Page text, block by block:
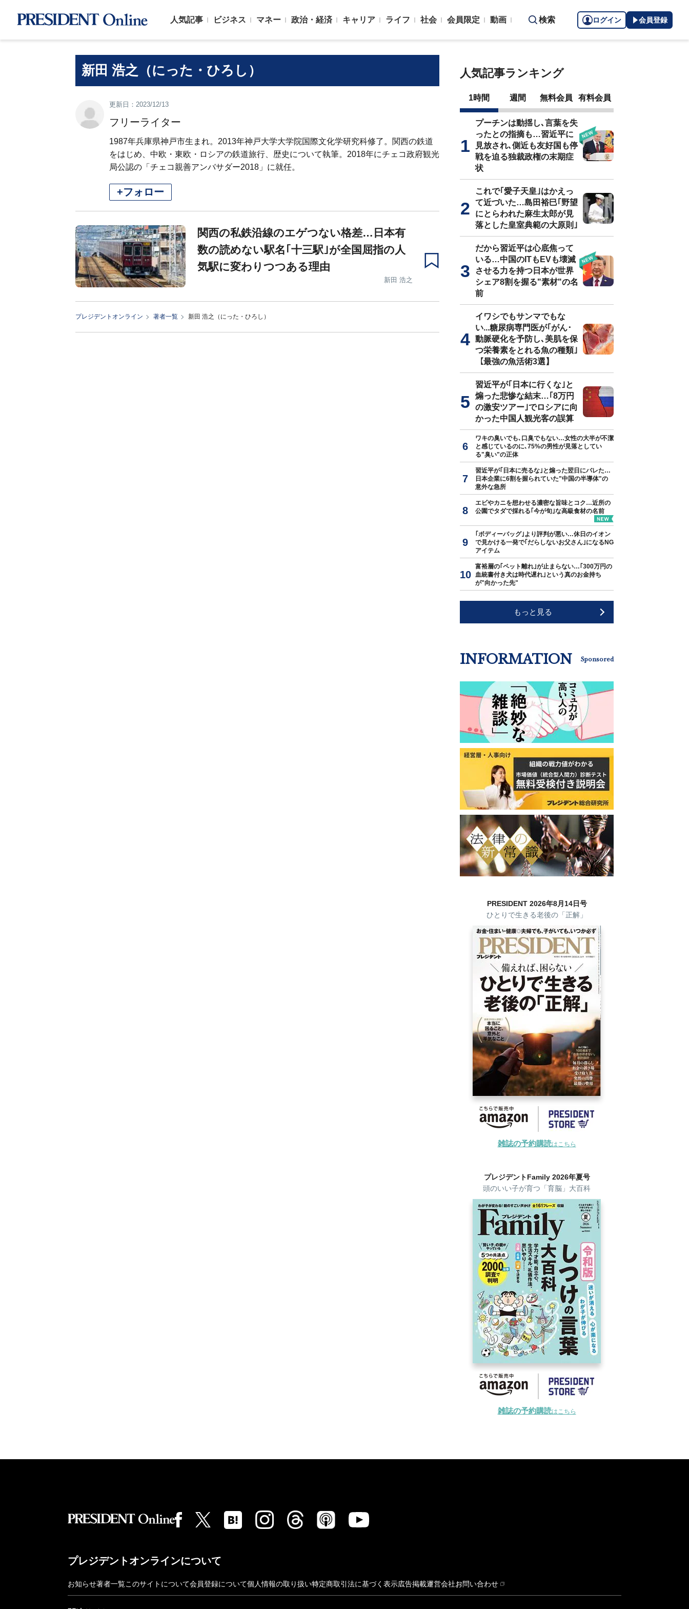
人気記事 ビジネス マネー 政治・経済 キャリア ライフ 社会 会員限定 動画 検索 ログイン 会員登録
新田 浩之（にった・ひろし）
更新日：2023/12/13
フリーライター
1987年兵庫県神戸市生まれ。2013年神戸大学大学院国際文化学研究科修了。関西の鉄道
をはじめ、中欧・東欧・ロシアの鉄道旅行、歴史について執筆。2018年にチェコ政府観光
局公認の「チェコ親善アンバサダー2018」に就任。
+フォロー
関西の私鉄沿線のエゲつない格差…日本有
数の読めない駅名｢十三駅｣が全国屈指の人
気駅に変わりつつある理由
新田 浩之
プレジデントオンライン 著者一覧 新田 浩之（にった・ひろし）
人気記事ランキング
1時間 週間 無料会員 有料会員
プーチンは動揺し､言葉を失
ったとの指摘も…習近平に
見放され､側近も友好国も停
戦を迫る独裁政権の末期症
状
これで｢愛子天皇｣はかえっ
て近づいた…島田裕巳｢野望
にとらわれた麻生太郎が見
落とした皇室典範の大原則｣
だから習近平は心底焦って
いる…中国のITもEVも壊滅
させる力を持つ日本が世界
シェア8割を握る"素材"の名
前
イワシでもサンマでもな
い...糖尿病専門医が｢がん･
動脈硬化を予防し､美肌を保
つ栄養素をとれる魚の種類｣
【最強の魚活術3選】
習近平が｢日本に行くな｣と
煽った悲惨な結末…｢8万円
の激安ツアー｣でロシアに向
かった中国人観光客の誤算
ワキの臭いでも､口臭でもない…女性の大半が不潔
と感じているのに､75%の男性が見落としてい
る"臭い"の正体
習近平が｢日本に売るな｣と煽った翌日にバレた…
日本企業に6割を握られていた"中国の半導体"の
意外な急所
エビやカニを想わせる濃密な旨味とコク…近所の
公園でタダで採れる｢今が旬｣な高級食材の名前
｢ボディーバッグ｣より評判が悪い…休日のイオン
で見かける一発で｢だらしないお父さん｣になるNG
アイテム
富裕層の｢ペット離れ｣が止まらない…｢300万円の
血統書付き犬は時代遅れ｣という真のお金持ち
が"向かった先"
もっと見る
INFORMATION Sponsored
PRESIDENT 2026年8月14日号
ひとりで生きる老後の「正解」
雑誌の予約購読はこちら
プレジデントFamily 2026年夏号
頭のいい子が育つ「育脳」大百科
雑誌の予約購読はこちら
プレジデントオンラインについて
お知らせ著者一覧このサイトについて会員登録について個人情報の取り扱い特定商取引法に基づく表示広告掲載運営会社お問い合わせ